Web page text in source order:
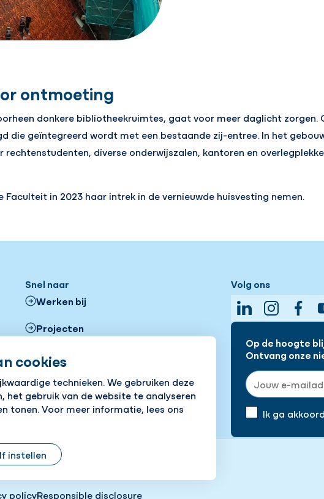
cookies
technieken. We gebruiken deze
gebruik van de website te analyseren
tonen. Voor meer informatie, lees ons
instellen
ontmoeting
donkere bibliotheekruimtes, gaat voor meer daglicht zorgen.
die geïntegreerd wordt met een bestaande zij-entree. In het
rechtenstudenten, diverse onderwijszalen, kantoren en
Faculteit in 2023 haar intrek in de vernieuwde huisvesting nemen.
Snel naar
Werken bij
Projecten
Ons DNA
Vestigingen
Nieuws
Volg ons
LinkedInInstagram
Op de hoogte
Ontvang onze
E-mailadres
Ik ga
policyResponsible disclosure